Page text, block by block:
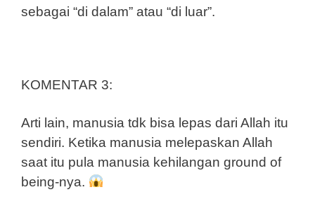
sebagai “di dalam” atau “di luar”.
KOMENTAR 3:
Arti lain, manusia tdk bisa lepas dari Allah itu
sendiri. Ketika manusia melepaskan Allah
saat itu pula manusia kehilangan ground of
being-nya.